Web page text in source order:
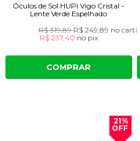
Óculos de Sol HUPI Vigo Cristal -
Lente Verde Espelhado
R$ 319,89R$ 249,89 no cartão
R$ 237,40 no pix
COMPRAR
21%
OFF